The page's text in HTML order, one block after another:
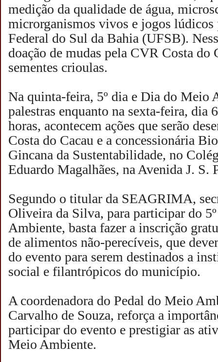
medição da qualidade de água,
microrganismos vivos e jogos lúdicos
Federal do Sul da Bahia (UFSB).
doação de mudas pela CVR Costa do
sementes crioulas.
Na quinta-feira, 5º dia e Dia do Meio
palestras enquanto na sexta-feira, dia
horas, acontecem ações que serão
Costa do Cacau e a concessionária
Gincana da Sustentabilidade, no
Eduardo Magalhães, na Avenida J.
Segundo o titular da SEAGRIMA,
Oliveira da Silva, para participar do
Ambiente, basta fazer a inscrição
de alimentos não-perecíveis, que
do evento para serem destinados a
social e filantrópicos do município.
A coordenadora do Pedal do Meio
Carvalho de Souza, reforça a
participar do evento e prestigiar as
Meio Ambiente.